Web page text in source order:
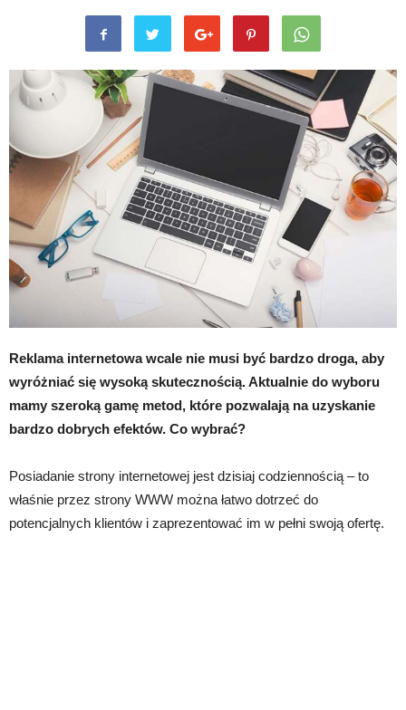
Reklama internetowa wcale nie musi być bardzo droga, aby
wyróżniać się wysoką skutecznością. Aktualnie do wyboru
mamy szeroką gamę metod, które pozwalają na uzyskanie
bardzo dobrych efektów. Co wybrać?
Posiadanie strony internetowej jest dzisiaj codziennością – to
właśnie przez strony WWW można łatwo dotrzeć do
potencjalnych klientów i zaprezentować im w pełni swoją ofertę.